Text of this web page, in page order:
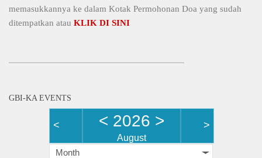
memasukkannya ke dalam Kotak Permohonan Doa yang sudah
ditempatkan atau KLIK DI SINI
GBI-KA EVENTS
< < 2026 >
August
>
Month